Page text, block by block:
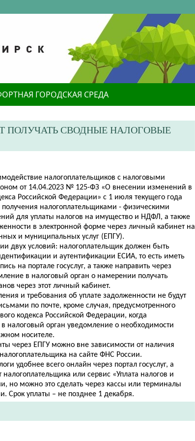
ГОРОДСКАЯ СРЕДА
ПОЛУЧАТЬ СВОДНЫЕ НАЛОГОВЫЕ
налогоплательщиков с налоговыми
от 14.04.2023 № 125-ФЗ «О внесении изменений в
Российской Федерации» с 1 июля текущего года
налогоплательщиками - физическими
для уплаты налогов на имущество и НДФЛ, а также
в электронной форме через личный кабинет на
и муниципальных услуг (ЕПГУ).
двух условий: налогоплательщик должен быть
и аутентификации ЕСИА, то есть иметь
на портале госуслуг, а также направить через
в налоговый орган о намерении получать
через этот личный кабинет.
и требования об уплате задолженности не будут
по почте, кроме случая, предусмотренного
кодекса Российской Федерации, когда
налоговый орган уведомление о необходимости
носителе.
через ЕПГУ можно вне зависимости от наличия
на сайте ФНС России.
удобнее всего онлайн через портал госуслуг, а
или сервис «Уплата налогов и
но можно это сделать через кассы или терминалы
Срок уплаты – не позднее 1 декабря.